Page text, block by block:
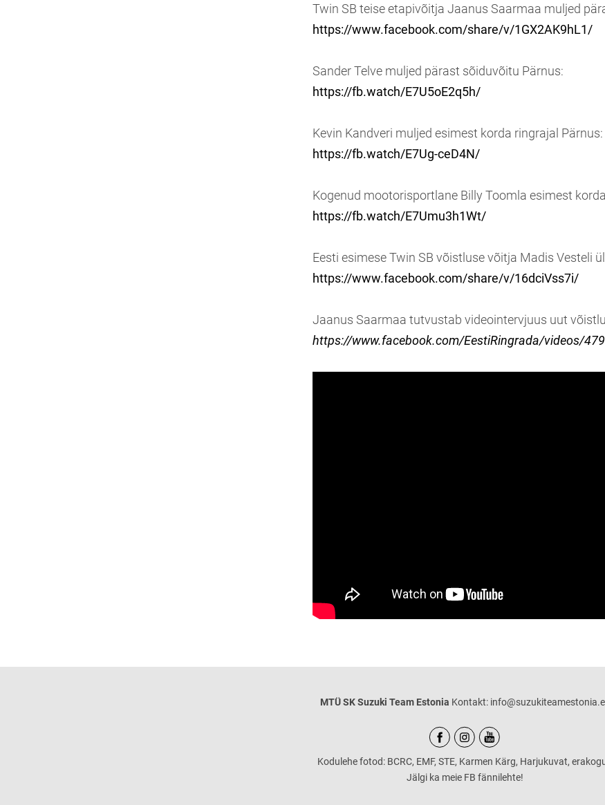
Twin SB teise etapivõitja Jaanus Saarmaa muljed
https://www.facebook.com/share/v/1GX2AK9hL1/
Sander Telve muljed pärast sõiduvõitu Pärnus:
https://fb.watch/E7U5oE2q5h/
Kevin Kandveri muljed esimest korda ringrajal Pärnus:
https://fb.watch/E7Ug-ceD4N/
Kogenud mootorisportlane Billy Toomla esimest
https://fb.watch/E7Umu3h1Wt/
Eesti esimese Twin SB võistluse võitja Madis Vesteli
https://www.facebook.com/share/v/16dciVss7i/
Jaanus Saarmaa tutvustab videointervjuus uut
https://www.facebook.com/EestiRingrada/videos/
MTÜ SK Suzuki Team Estonia Kontakt:
Kodulehe fotod: BCRC, EMF, STE, Karmen Kärg, Harjukuvat,
Jälgi ka meie FB fännilehte!